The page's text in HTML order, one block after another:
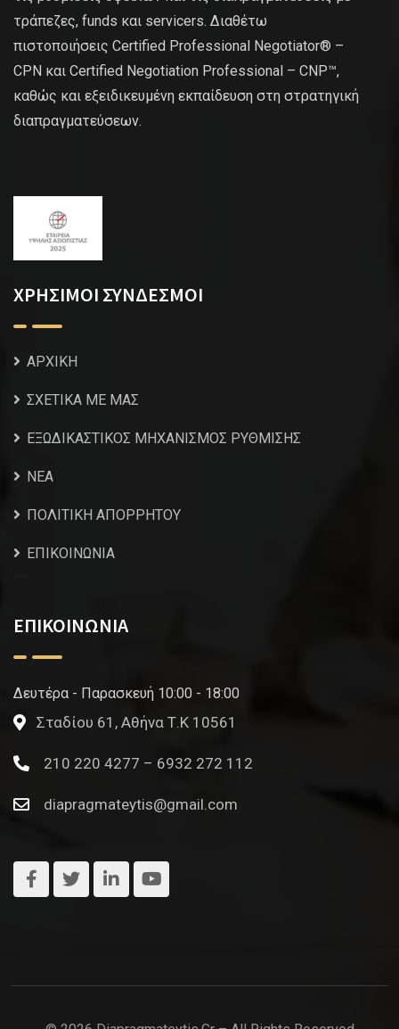
τράπεζες, funds και servicers. Διαθέτω
πιστοποιήσεις Certified Professional Negotiator® –
CPN και Certified Negotiation Professional – CNP™,
καθώς και εξειδικευμένη εκπαίδευση στη στρατηγική
διαπραγματεύσεων.
ΧΡΗΣΙΜΟΙ ΣΥΝΔΕΣΜΟΙ
ΑΡΧΙΚΗ
ΣΧΕΤΙΚΑ ΜΕ ΜΑΣ
ΕΞΩΔΙΚΑΣΤΙΚΟΣ ΜΗΧΑΝΙΣΜΟΣ ΡΥΘΜΙΣΗΣ
NEA
ΠΟΛΙΤΙΚΗ ΑΠΟΡΡΗΤΟΥ
ΕΠΙΚΟΙΝΩΝΙΑ
ΕΠΙΚΟΙΝΩΝΙΑ
Δευτέρα - Παρασκευή 10:00 - 18:00
Σταδίου 61, Αθήνα Τ.Κ 10561
210 220 4277 – 6932 272 112
diapragmateytis@gmail.com